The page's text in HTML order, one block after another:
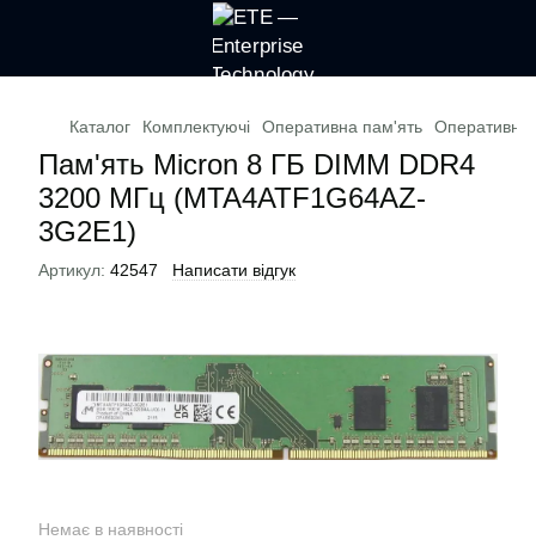
Каталог Комплектуючі Оперативна пам'ять Оперативна
Пам'ять Micron 8 ГБ DIMM DDR4
3200 МГц (MTA4ATF1G64AZ-
3G2E1)
Артикул: 42547 Написати відгук
Немає в наявності